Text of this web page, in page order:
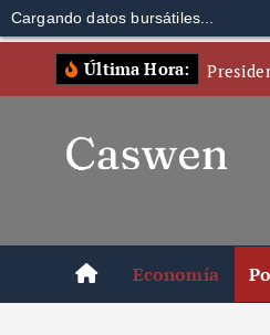
Cargando datos bursátiles...
Última Hora:
Economía